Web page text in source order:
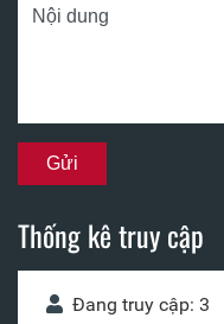
Thống kê truy cập
Đang truy cập: 3